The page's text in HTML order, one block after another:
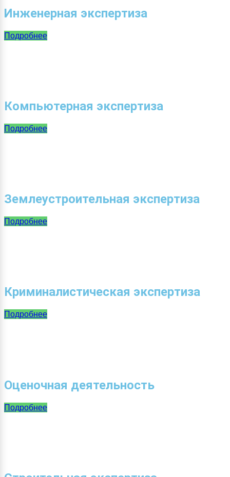
Инженерная экспертиза
Подробнее
Компьютерная экспертиза
Подробнее
Землеустроительная экспертиза
Подробнее
Криминалистическая экспертиза
Подробнее
Оценочная деятельность
Подробнее